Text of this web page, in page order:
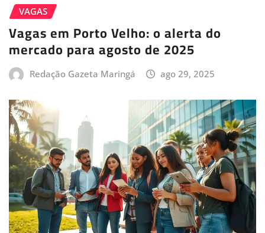
VAGAS
Vagas em Porto Velho: o alerta do
mercado para agosto de 2025
Redação Gazeta Maringá ago 29, 2025